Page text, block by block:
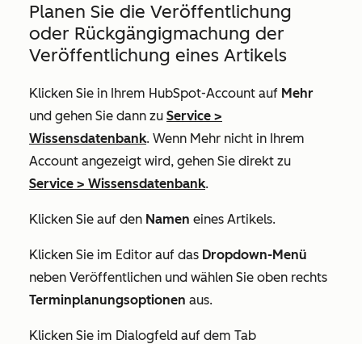
Planen Sie die Veröffentlichung
oder Rückgängigmachung der
Veröffentlichung eines Artikels
Klicken Sie in Ihrem HubSpot-Account auf Mehr
und gehen Sie dann zu Service >
Wissensdatenbank. Wenn Mehr nicht in Ihrem
Account angezeigt wird, gehen Sie direkt zu
Service > Wissensdatenbank.
Klicken Sie auf den Namen eines Artikels.
Klicken Sie im Editor auf das Dropdown-Menü
neben Veröffentlichen und wählen Sie oben rechts
Terminplanungsoptionen aus.
Klicken Sie im Dialogfeld auf dem Tab